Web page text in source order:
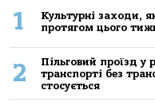
1
Культурні заходи,
протягом цього
2
Пільговий проїзд у
транспорті без
стосується